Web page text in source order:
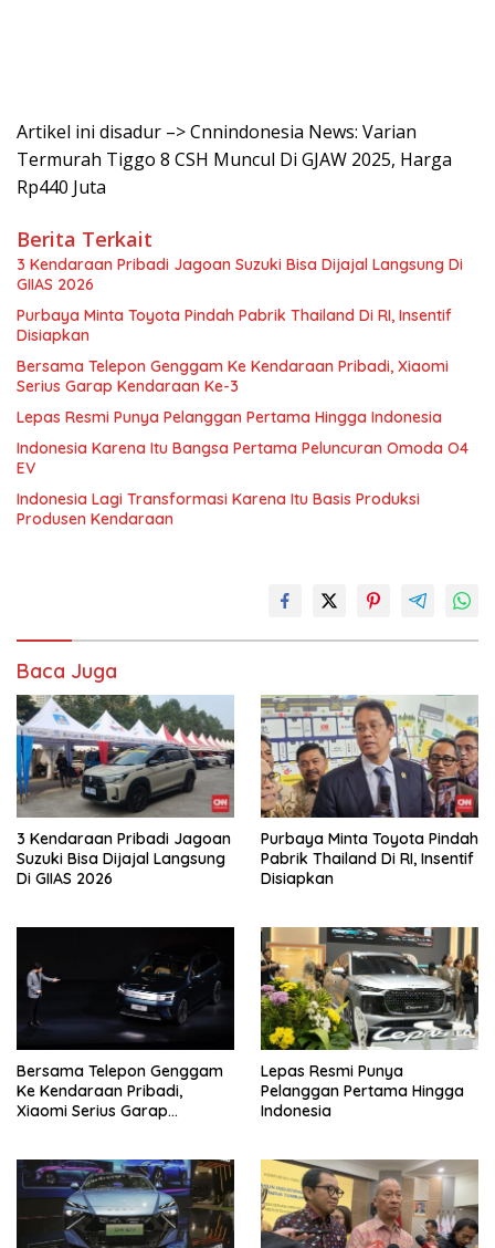
Artikel ini disadur –> Cnnindonesia News: Varian
Termurah Tiggo 8 CSH Muncul Di GJAW 2025, Harga
Rp440 Juta
Berita Terkait
3 Kendaraan Pribadi Jagoan Suzuki Bisa Dijajal Langsung Di
GIIAS 2026
Purbaya Minta Toyota Pindah Pabrik Thailand Di RI, Insentif
Disiapkan
Bersama Telepon Genggam Ke Kendaraan Pribadi, Xiaomi
Serius Garap Kendaraan Ke-3
Lepas Resmi Punya Pelanggan Pertama Hingga Indonesia
Indonesia Karena Itu Bangsa Pertama Peluncuran Omoda O4
EV
Indonesia Lagi Transformasi Karena Itu Basis Produksi
Produsen Kendaraan
Baca Juga
3 Kendaraan Pribadi Jagoan
Suzuki Bisa Dijajal Langsung
Di GIIAS 2026
Purbaya Minta Toyota Pindah
Pabrik Thailand Di RI, Insentif
Disiapkan
Bersama Telepon Genggam
Ke Kendaraan Pribadi,
Xiaomi Serius Garap
Lepas Resmi Punya
Pelanggan Pertama Hingga
Indonesia